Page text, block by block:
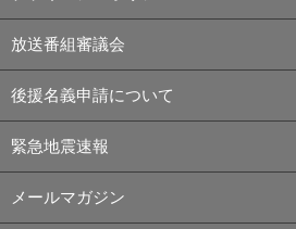
放送番組審議会
後援名義申請について
緊急地震速報
メールマガジン